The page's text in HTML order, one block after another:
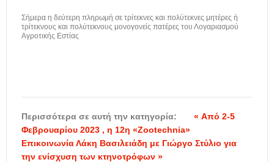
Σήμερα η δεύτερη πληρωμή σε τρίτεκνες και πολύτεκνες μητέρες ή
τρίτεκνους και πολύτεκνους μονογονείς πατέρες του Λογαριασμού
Αγροτικής Εστίας
Περισσότερα σε αυτή την κατηγορία:
« Aπό 2-5
Φεβρουαρίου 2023 , η 12η «Zootechnia»
Επικοινωνία Λάκη Βασιλειάδη με Γιώργο Στύλιο για
την ενίσχυση των κτηνοτρόφων »